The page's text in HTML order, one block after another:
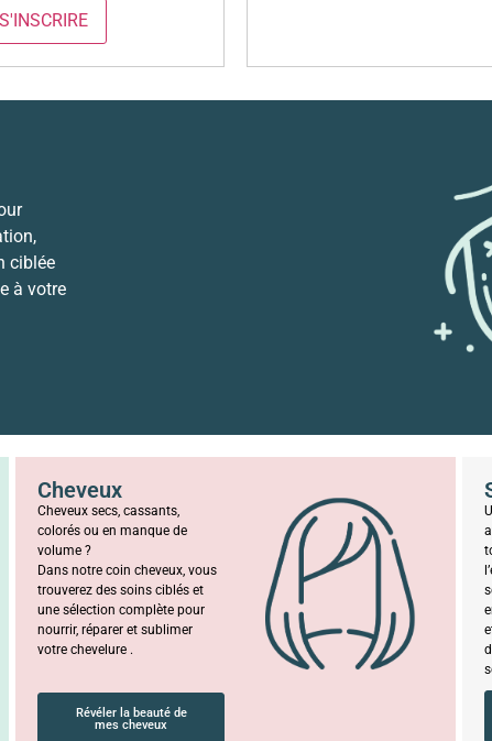
ciblée
à votre
Cheveux
Cheveux secs, cassants,
colorés ou en manque de
volume ?
Dans notre coin cheveux, vous
trouverez des soins ciblés et
une sélection complète pour
nourrir, réparer et sublimer
votre chevelure .
Révéler la beauté de
mes cheveux